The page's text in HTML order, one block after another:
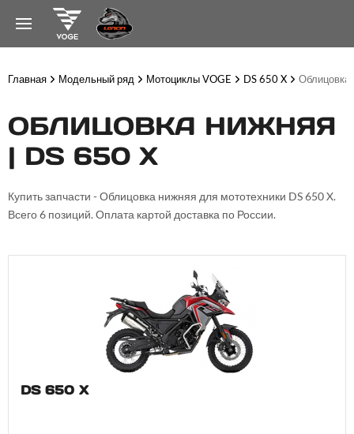
Главная Модельный ряд Мотоциклы VOGE DS 650 X Облицовка
ОБЛИЦОВКА НИЖНЯЯ
| DS 650 X
Купить запчасти - Облицовка нижняя для мототехники DS 650 X.
Всего 6 позиций. Оплата картой доставка по России.
DS 650 X